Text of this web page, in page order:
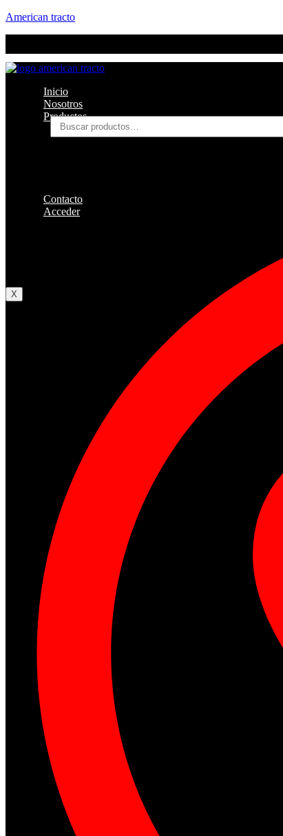
American tracto
Inicio
Nosotros
Productos
Filtros
Contacto
Acceder
X